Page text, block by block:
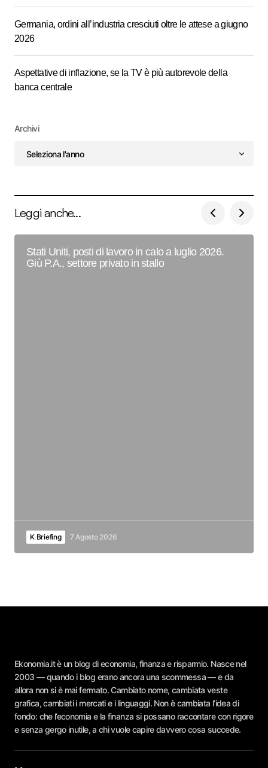
Germania, ordini all’industria cresciuti oltre le attese a giugno
2026
Aspettative di inflazione, se la TV è più autorevole della
banca centrale
Archivi
Leggi anche...
Stati Uniti, posti di lavoro in calo a luglio 2026.
Giù P.A., settore privato in stallo
K Briefing 7 Agosto 2026
Ekonomia.it è un blog di economia, finanza e risparmio. Nasce nel
2003 — quando i blog erano ancora una scommessa — e da
allora non si è mai fermato. Cambiato nome, cambiata veste
grafica, cambiati i mercati e i linguaggi. Non è cambiata l’idea di
fondo: che l’economia e la finanza si possano raccontare con rigore
e senza gergo inutile, a chi vuole capire davvero cosa succede.